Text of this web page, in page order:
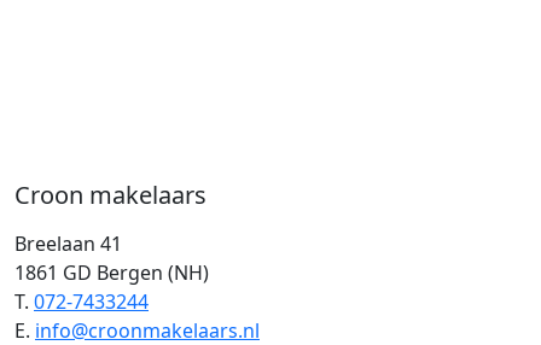
Croon makelaars
Breelaan 41
1861 GD Bergen (NH)
T. 072-7433244
E. info@croonmakelaars.nl